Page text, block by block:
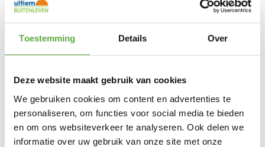
Toestemming Details Over
Deze website maakt gebruik van cookies
We gebruiken cookies om content en advertenties te
personaliseren, om functies voor social media te bieden
en om ons websiteverkeer te analyseren. Ook delen we
informatie over uw gebruik van onze site met onze
Kleur
Materiaal
Materiaal 2 Rope
Zit hoogte 75 cm
Zit diepte 38 cm
SKU
91016